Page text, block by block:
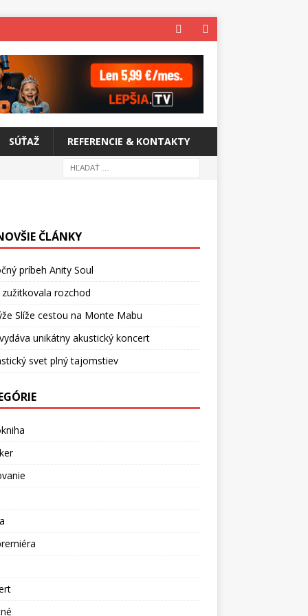
SÚŤAŽ REFERENCIE & KONTAKTY
ČLÁNKY
príbeh Anity Soul
zužitkovala rozchod
Slíže cestou na Monte Mabu
unikátny akustický koncert
svet plný tajomstiev